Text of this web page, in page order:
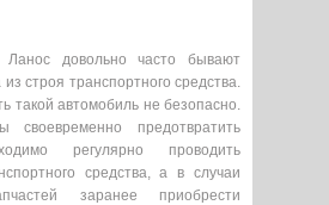
довольно часто бывают
строя транспортного средства.
такой автомобиль не безопасно.
своевременно предотвратить
регулярно проводить
средства, а в случаи
заранее приобрести